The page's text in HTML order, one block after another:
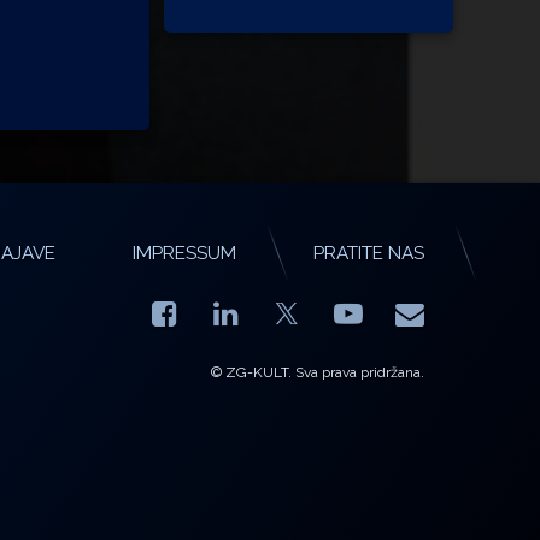
IMPRESSUM PRATITE NAS
Facebook
LinkedIn YouTube
E-mail
© ZG-KULT. Sva prava pridržana.